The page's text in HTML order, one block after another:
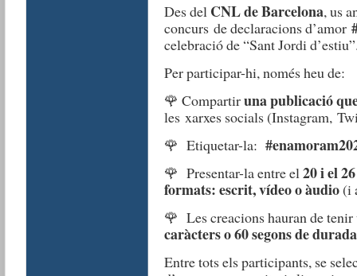
Des del CNL de Barcelona, us
concurs de declaracions d’amor
celebració de “Sant Jordi
Per participar-hi, només heu de:
🌹 Compartiruna publicació
les xarxes socials (Instagram,
🌹 Etiquetar-la:
🌹 Presentar-la entre el20 i el
formats: escrit, vídeo o àudio(i
🌹 Les creacions hauran de
caràcters o 60 segons de durada
Entre tots els participants, se